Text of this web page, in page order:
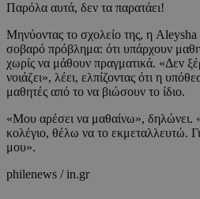
Παρόλα αυτά, δεν τα παρατάει!
Μηνύοντας το σχολείο της, η Aleysha
σοβαρό πρόβλημα: ότι υπάρχουν
χωρίς να μάθουν πραγματικά. «Δεν
νοιάζει», λέει, ελπίζοντας ότι η
μαθητές από το να βιώσουν το ίδιο.
«Μου αρέσει να μαθαίνω», δηλώνει.
κολέγιο, θέλω να το εκμεταλλευτώ.
μου».
philenews / in.gr